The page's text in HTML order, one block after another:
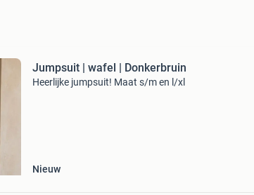
Jumpsuit | wafel | Donkerbruin
Heerlijke jumpsuit! Maat s/m en l/xl
Nieuw